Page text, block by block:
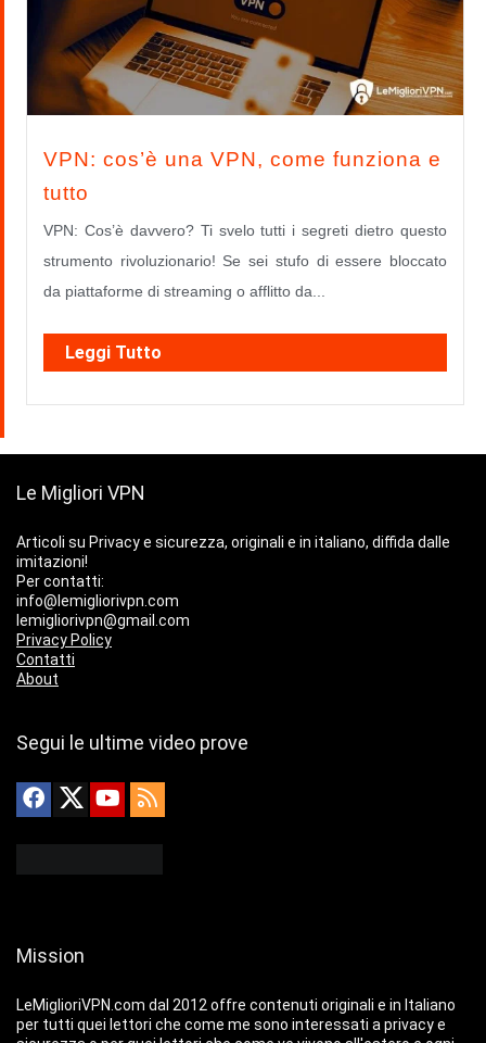
VPN: cos’è una VPN, come funziona e
tutto
VPN: Cos’è davvero? Ti svelo tutti i segreti dietro questo
strumento rivoluzionario! Se sei stufo di essere bloccato
da piattaforme di streaming o afflitto da...
Leggi Tutto
Le Migliori VPN
Articoli su Privacy e sicurezza, originali e in italiano, diffida dalle
imitazioni!
Per contatti:
info@lemigliorivpn.com
lemigliorivpn@gmail.com
Privacy Policy
Contatti
About
Segui le ultime video prove
Mission
LeMiglioriVPN.com dal 2012 offre contenuti originali e in Italiano
per tutti quei lettori che come me sono interessati a privacy e